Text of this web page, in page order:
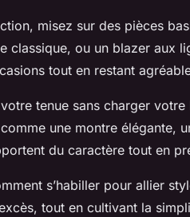
misez sur des pièces
classique, ou un blazer aux
tout en restant
tenue sans charger
une montre élégante,
du caractère tout en
s’habiller pour allier
tout en cultivant la